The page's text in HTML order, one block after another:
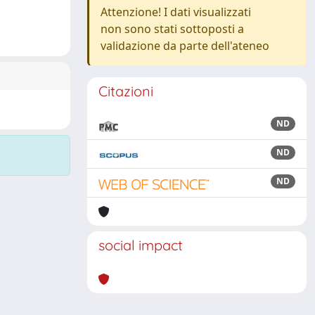
Attenzione! I dati visualizzati
non sono stati sottoposti a
validazione da parte dell'ateneo
Citazioni
ND
ND
ND
social impact